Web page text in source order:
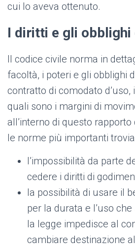
cui lo aveva ottenuto.
I diritti e gli
Il codice civile norma in
facoltà, i poteri e gli obblighi
contratto di comodato d’uso,
quali sono i margini di
all’interno di questo
le norme più importanti
l’impossibilità da parte
cedere i diritti di
la possibilità di usare il
per la durata e l’uso
la legge impedisce al
cambiare destinazione